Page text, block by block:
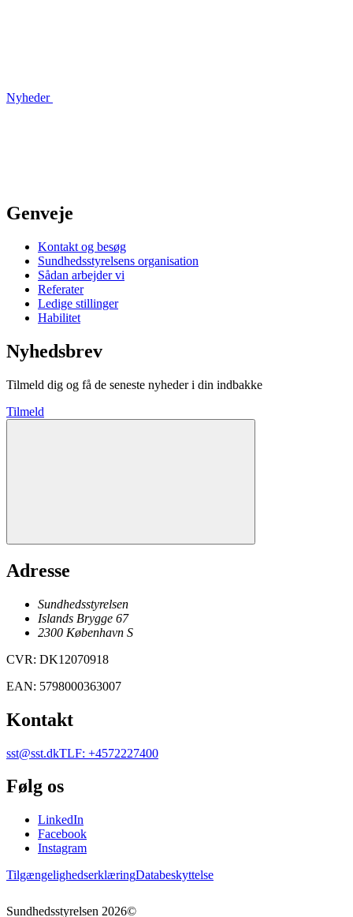
Nyheder
Genveje
Kontakt og besøg
Sundhedsstyrelsens organisation
Sådan arbejder vi
Referater
Ledige stillinger
Habilitet
Nyhedsbrev
Tilmeld dig og få de seneste nyheder i din indbakke
Tilmeld
Adresse
Sundhedsstyrelsen
Islands Brygge 67
2300 København S
CVR: DK12070918
EAN: 5798000363007
Kontakt
sst@sst.dkTLF: +4572227400
Følg os
LinkedIn
Facebook
Instagram
TilgængelighedserklæringDatabeskyttelse
Sundhedsstyrelsen 2026©